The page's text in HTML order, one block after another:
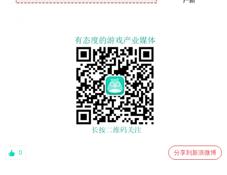
0 分享到新浪微博